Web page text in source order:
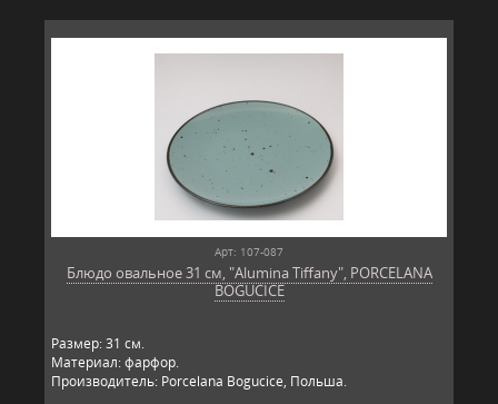
Арт: 107-087
Блюдо овальное 31 см, "Alumina Tiffany", PORCELANA
BOGUCICE
Размер: 31 см.
Материал: фарфор.
Производитель: Porcelana Bogucice, Польша.